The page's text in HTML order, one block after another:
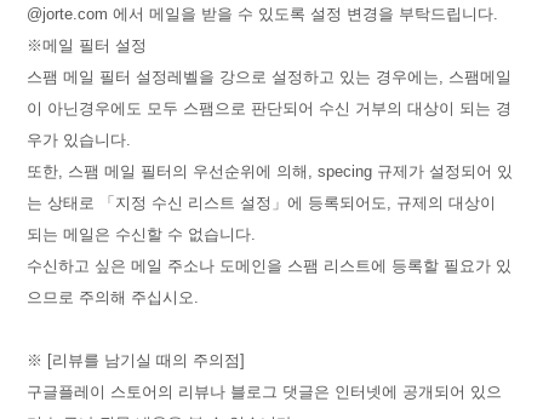
@jorte.com 에서 메일을 받을 수 있도록 설정 변경을 부탁드립니다.
※메일 필터 설정
스팸 메일 필터 설정레벨을 강으로 설정하고 있는 경우에는, 스팸메일
이 아닌경우에도 모두 스팸으로 판단되어 수신 거부의 대상이 되는 경
우가 있습니다.
또한, 스팸 메일 필터의 우선순위에 의해, specing 규제가 설정되어 있
는 상태로 「지정 수신 리스트 설정」에 등록되어도, 규제의 대상이
되는 메일은 수신할 수 없습니다.
수신하고 싶은 메일 주소나 도메인을 스팸 리스트에 등록할 필요가 있
으므로 주의해 주십시오.
※ [리뷰를 남기실 때의 주의점]
구글플레이 스토어의 리뷰나 블로그 댓글은 인터넷에 공개되어 있으